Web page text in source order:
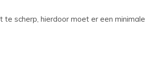
scherp, hierdoor moet er een minimale